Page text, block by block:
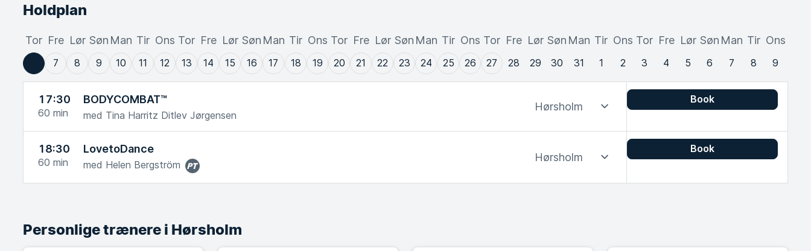
Holdplan
Tor Fre
7
Lør
8
Søn
9
Man
10
Tir
11
Ons
12
Tor
13
Fre
14
Lør
15
Søn
16
Man
17
Tir
18
Ons
19
Tor
20
Fre
21
Lør
22
Søn
23
Man
24
Tir
25
Ons
26
Tor
27
Fre
28
Lør
29
Søn
30
Man
31
Tir
1
Ons
2
Tor
3
Fre
4
Lør
5
Søn
6
Man
7
Tir
8
Ons
9
17:30
60 min
BODYCOMBAT™
med Tina Harritz Ditlev Jørgensen
Hørsholm
Book
18:30
60 min
LovetoDance
med Helen Bergström
Hørsholm
Book
Personlige trænere i Hørsholm